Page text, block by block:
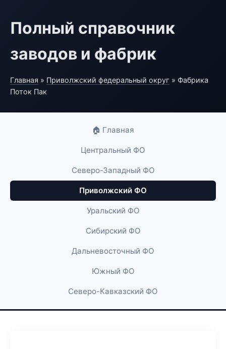
Полный справочник
заводов и фабрик
Главная » Приволжский федеральный округ » Фабрика
Поток Пак
🏠 Главная
Центральный ФО
Северо-Западный ФО
Приволжский ФО
Уральский ФО
Сибирский ФО
Дальневосточный ФО
Южный ФО
Северо-Кавказский ФО